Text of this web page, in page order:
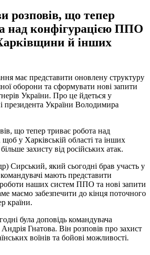
розповів, що тепер
над конфігурацією ППО
й інших
має представити оновлену структуру
оборони та сформувати нові запити
України. Про це йдеться у
президента України Володимира
що тепер триває робота над
у Харківській області та інших
захисту від російських атак.
Сирський, який сьогодні брав участь у
командувачі мають представити
наших систем ППО та нові запити
маємо забезпечити до кінця поточного
країни.
була доповідь командувача
Гнатова. Він розповів про захист
воїнів та бойові можливості.